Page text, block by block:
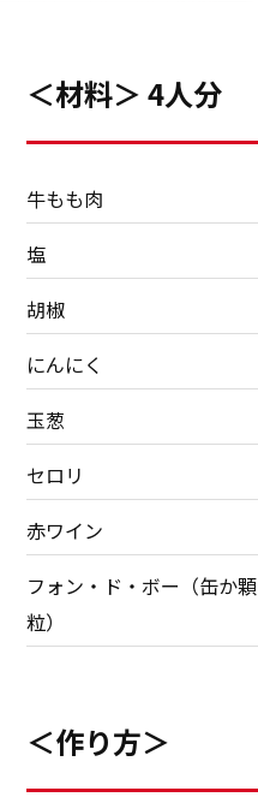
＜材料＞ 4人分
牛もも肉
塩
胡椒
にんにく
玉葱
セロリ
赤ワイン
フォン・ド・ボー（缶か顆
粒）
＜作り方＞